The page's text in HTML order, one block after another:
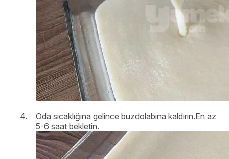
Oda sıcaklığına gelince buzdolabına kaldırın.En az
5-6 saat bekletin.